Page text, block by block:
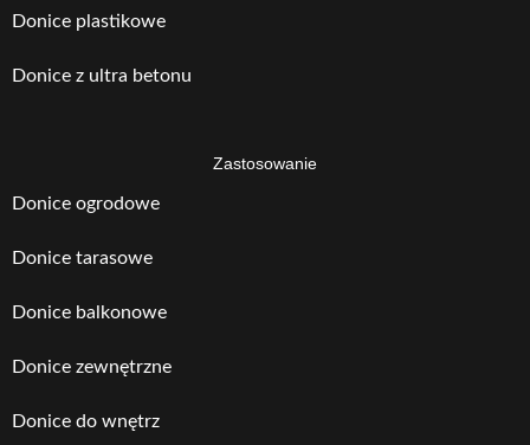
Donice plastikowe
Donice z ultra betonu
Zastosowanie
Donice ogrodowe
Donice tarasowe
Donice balkonowe
Donice zewnętrzne
Donice do wnętrz